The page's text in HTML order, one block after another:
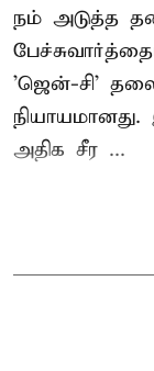
நம் அடுத்த
'ஜென்-சி'
அதிக சீர ...